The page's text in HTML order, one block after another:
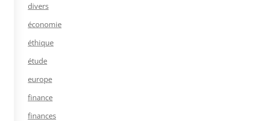
divers
économie
éthique
étude
europe
finance
finances